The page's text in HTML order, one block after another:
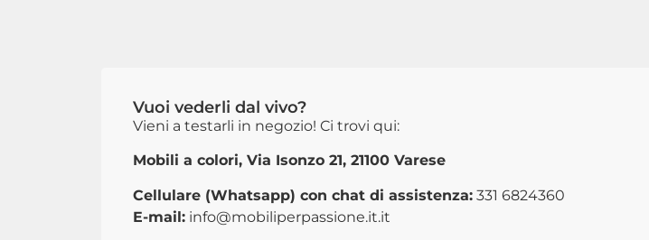
Vuoi vederli dal vivo?
Vieni a testarli in negozio! Ci trovi qui:
Mobili a colori, Via Isonzo 21, 21100 Varese
Cellulare (Whatsapp) con chat di assistenza: 331 6824360
E-mail: info@mobiliperpassione.it.it